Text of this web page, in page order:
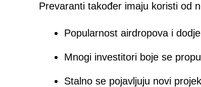
Prevaranti također imaju koristi od
Popularnost airdropova i
Mnogi investitori boje se
Stalno se pojavljuju novi